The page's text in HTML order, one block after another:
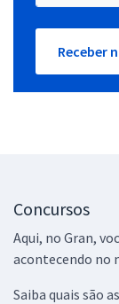
Receber
Concursos
Aqui, no Gran,
acontecendo no
Saiba quais são